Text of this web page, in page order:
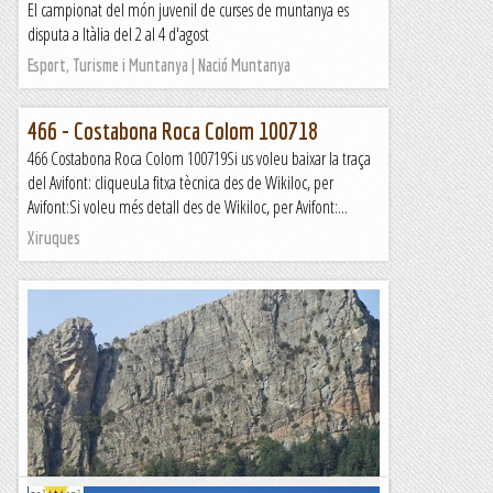
El campionat del món juvenil de curses de muntanya es
disputa a Itàlia del 2 al 4 d'agost
Esport, Turisme i Muntanya | Nació Muntanya
466 - Costabona Roca Colom 100718
466 Costabona Roca Colom 100719Si us voleu baixar la traça
del Avifont: cliqueuLa fitxa tècnica des de Wikiloc, per
Avifont:Si voleu més detall des de Wikiloc, per Avifont:...
Xiruques